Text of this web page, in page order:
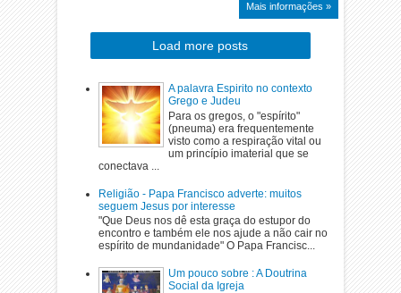
Mais informações »
Load more posts
A palavra Espirito no contexto
Grego e Judeu
Para os gregos, o "espírito"
(pneuma) era frequentemente
visto como a respiração vital ou
um princípio imaterial que se
conectava ...
Religião - Papa Francisco adverte: muitos
seguem Jesus por interesse
"Que Deus nos dê esta graça do estupor do
encontro e também ele nos ajude a não cair no
espírito de mundanidade" O Papa Francisc...
Um pouco sobre : A Doutrina
Social da Igreja